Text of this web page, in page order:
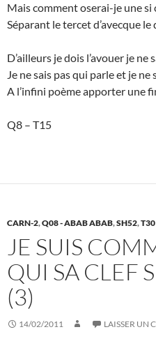
Mais comment oserai-je une si
Séparant le tercet d’avecque
D’ailleurs je dois l’avouer je ne
Je ne sais pas qui parle et je ne
A l’infini poème apporter une
Q8 – T15
CARN-2,Q08 - ABAB ABAB,SH52,T30
JE SUIS
QUI SA CLEF
(3)
14/02/2011 LAISSER UN